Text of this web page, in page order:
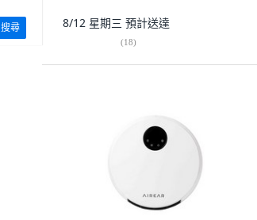
搜尋 8/12 星期三 預計送達
(18)